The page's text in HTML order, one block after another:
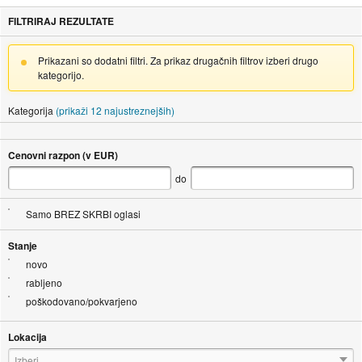
FILTRIRAJ REZULTATE
Prikazani so dodatni filtri. Za prikaz drugačnih filtrov izberi drugo
kategorijo.
Kategorija (prikaži 12 najustreznejših)
Cenovni razpon (v EUR)
do
Samo BREZ SKRBI oglasi
Stanje
novo
rabljeno
poškodovano/pokvarjeno
Lokacija